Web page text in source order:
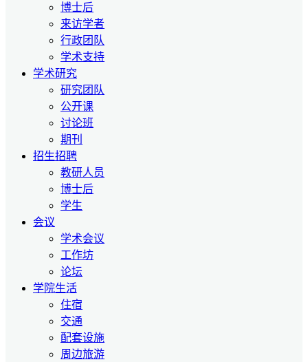
博士后
来访学者
行政团队
学术支持
学术研究
研究团队
公开课
讨论班
期刊
招生招聘
教研人员
博士后
学生
会议
学术会议
工作坊
论坛
学院生活
住宿
交通
配套设施
周边旅游